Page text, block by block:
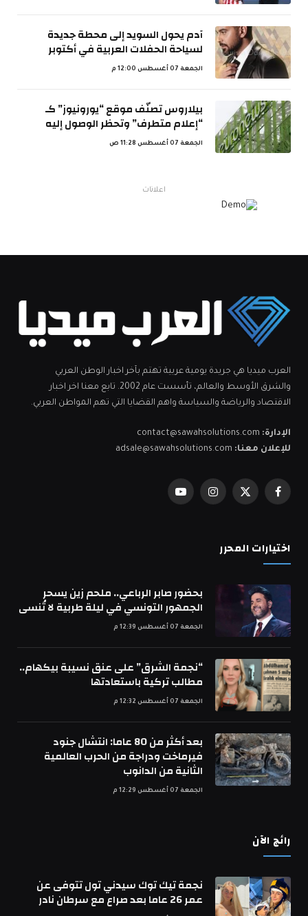
آدم يحول السويد إلى محطة جديدة
لسياحة الحفلات العربية في أكتوبر
الجمعة 07 أغسطس 12:00 م
بيلاروس تصنّف موقع “يورونيوز” كـ
“إعلام متطرف” وتحظر الوصول إليه
الجمعة 07 أغسطس 11:28 ص
اعلانات
العرب ميديا هي جريدة يومية عربية تهتم بآخر اخبار الوطن العربي
والشرق الأوسط والعالم، تأسست عام 2002. تابع معنا اخر اخبار
الاقتصاد والرياضة والسياسة واهم القضايا التي تهم المواطن العربي.
الإدارة: contact@sawahsolutions.com
للإعلان معنا: adsale@sawahsolutions.com
فيسبوكX
الانستغراميوتيوب
اختيارات المحرر
بحضور صابر الرباعي.. ملحم زين يسحر
الجمهور التونسي في ليلة طربية لا تُنسى
الجمعة 07 أغسطس 12:39 م
“نجمة الشرق” على عنق نسيبة بيكهام..
مطالب تركية باستعادتها
الجمعة 07 أغسطس 12:32 م
بعد أكثر من 80 عاما: انتشال جنود
فيرماخت ودراجة من الحرب العالمية
الثانية من الدانوب
الجمعة 07 أغسطس 12:29 م
رائج الآن
نجمة تيك توك سيدني تول تتوفى عن
عمر 26 عاما بعد صراع مع سرطان نادر